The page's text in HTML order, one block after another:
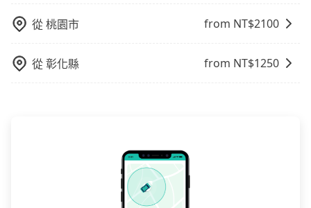
2,010元，費時2小時35分鐘。選擇搭乘高鐵而不預約包
費42分鐘在轉乘與等車上，現在還不馬上來預約
tripool！如果你是獨自一人乘車，也可參考tripool的拼
凹的車門仍未被修理，每一次租車都好像在開樂透一
用戶卻遲遲尚未歸還，又或者要還車時卻偏偏找不到停
車位，對於急著用車或者要載其他乘客的人來說就有不
格或服務品質上，tripool都是你從宜蘭縣到台中市豐原
據情況收取微搬家費用，費用在300至500元之間。
從桃園市 from NT$2100
從彰化縣 from NT$1250